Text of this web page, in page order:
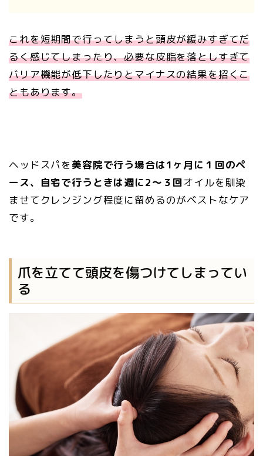
これを短期間で行ってしまうと頭皮が緩みすぎてだ
るく感じてしまったり、必要な皮脂を落としすぎて
バリア機能が低下したりとマイナスの結果を招くこ
ともあります。
ヘッドスパを美容院で行う場合は1ヶ月に１回のペ
ース、自宅で行うときは週に2〜３回オイルを馴染
ませてクレンジング程度に留めるのがベストなケア
です。
爪を立てて頭皮を傷つけてしまってい
る